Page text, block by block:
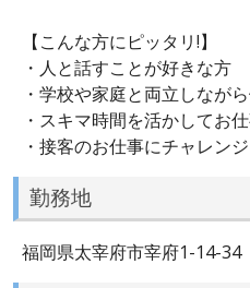
【こんな方にピッタリ!】
・人と話すことが好きな方
・学校や家庭と両立しなが
・スキマ時間を活かしてお
・接客のお仕事にチャレン
勤務地
福岡県太宰府市宰府1-14-34